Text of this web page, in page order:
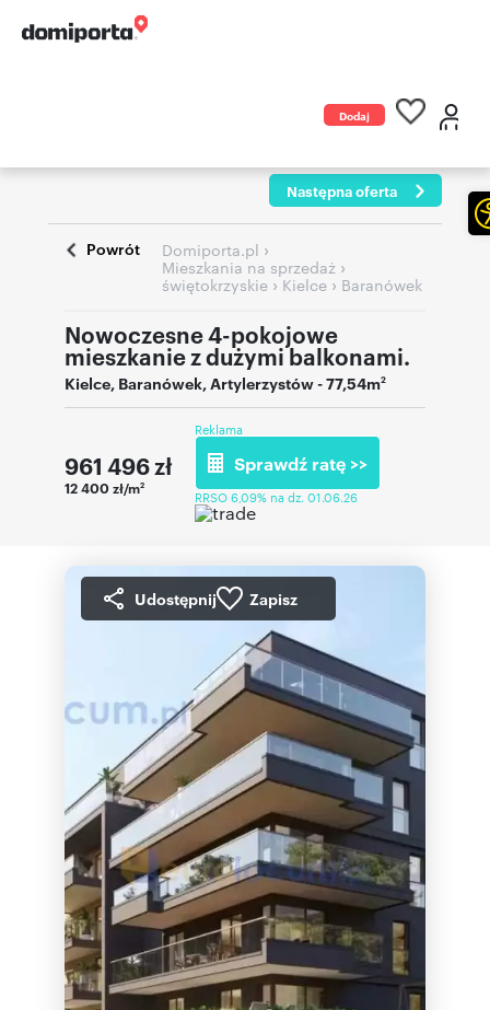
Dodaj
Następna oferta
Powrót Domiporta.pl ›
Mieszkania na sprzedaż ›
świętokrzyskie ›Kielce › Baranówek
Nowoczesne 4-pokojowe
mieszkanie z dużymi balkonami.
Kielce, Baranówek,Artylerzystów- 77,54m2
961 496zł
12 400 zł/m2
Reklama
Sprawdź ratę >>
RRSO 6,09% na dz. 01.06.26
Udostępnij Zapisz